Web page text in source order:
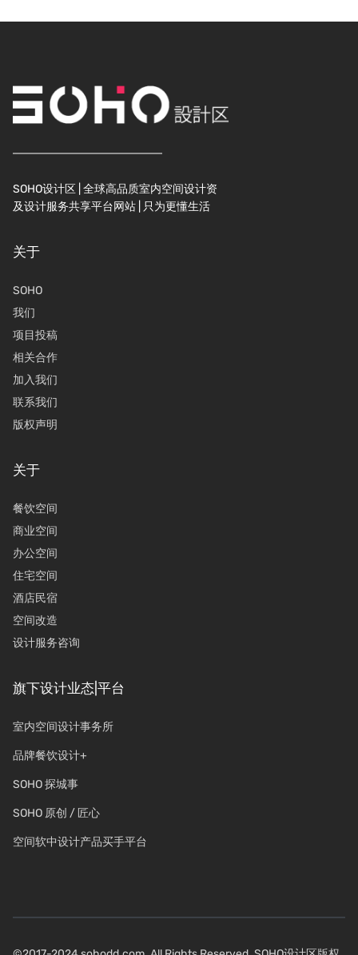
SOHO设计区 | 全球高品质室内空间设计资
及设计服务共享平台网站 | 只为更懂生活
关于
SOHO
我们
项目投稿
相关合作
加入我们
联系我们
版权声明
关于
餐饮空间
商业空间
办公空间
住宅空间
酒店民宿
空间改造
设计服务咨询
旗下设计业态|平台
室内空间设计事务所
品牌餐饮设计+
SOHO 探城事
SOHO 原创 / 匠心
空间软中设计产品买手平台